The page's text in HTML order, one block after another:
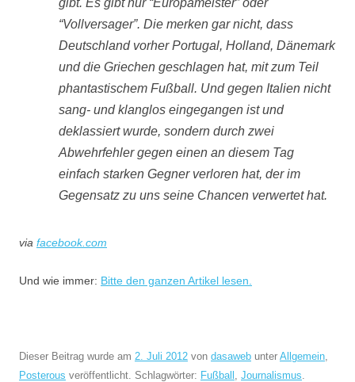
gibt. Es gibt nur “Europameister” oder
“Vollversager”. Die merken gar nicht, dass
Deutschland vorher Portugal, Holland, Dänemark
und die Griechen geschlagen hat, mit zum Teil
phantastischem Fußball. Und gegen Italien nicht
sang- und klanglos eingegangen ist und
deklassiert wurde, sondern durch zwei
Abwehrfehler gegen einen an diesem Tag
einfach starken Gegner verloren hat, der im
Gegensatz zu uns seine Chancen verwertet hat.
via facebook.com
Und wie immer: Bitte den ganzen Artikel lesen.
Dieser Beitrag wurde am 2. Juli 2012 von dasaweb unter Allgemein,
Posterous veröffentlicht. Schlagwörter: Fußball , Journalismus.